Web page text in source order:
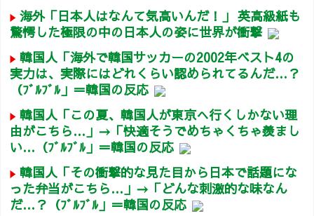
海外「日本人はなんて気高いんだ！」 英高級紙も
驚愕した極限の中の日本人の姿に世界が衝撃
韓国人「海外で韓国サッカーの2002年ベスト4の
実力は、実際にはどれくらい認められてるんだ…？
（ﾌﾞﾙﾌﾞﾙ」＝韓国の反応
韓国人「この夏、韓国人が東京へ行くしかない理
由がこちら…」→「快適そうでめちゃくちゃ羨まし
い…（ﾌﾞﾙﾌﾞﾙ」＝韓国の反応
韓国人「その衝撃的な見た目から日本で話題にな
った弁当がこちら…」→「どんな刺激的な味なん
だ…？（ﾌﾞﾙﾌﾞﾙ」＝韓国の反応